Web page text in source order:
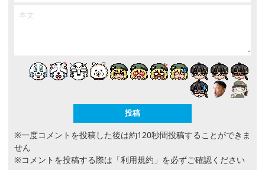
※一度コメントを投稿した後は約120秒間投稿することができま
せん
※コメントを投稿する際は 「利用規約」 を必ずご確認ください